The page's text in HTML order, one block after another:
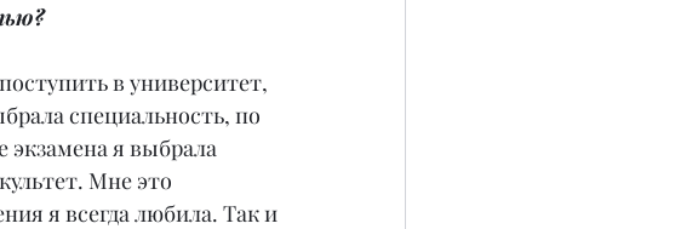
в университет,
специальность, по
экзамена я выбрала
Мне это
я всегда любила. Так и